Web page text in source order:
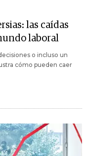
las caídas
laboral
o incluso un
cómo pueden caer